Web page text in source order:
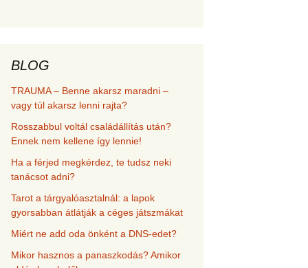
BLOG
TRAUMA – Benne akarsz maradni –
vagy túl akarsz lenni rajta?
Rosszabbul voltál családállítás után?
Ennek nem kellene így lennie!
Ha a férjed megkérdez, te tudsz neki
tanácsot adni?
Tarot a tárgyalóasztalnál: a lapok
gyorsabban átlátják a céges játszmákat
Miért ne add oda önként a DNS-edet?
Mikor hasznos a panaszkodás? Amikor